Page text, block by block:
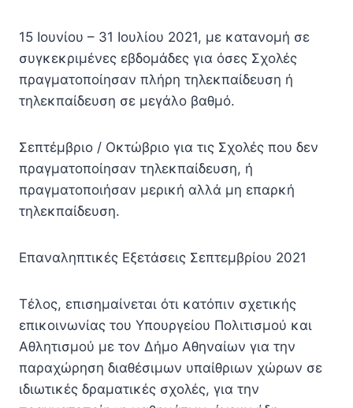
15 Ιουνίου – 31 Ιουλίου 2021, με κατανομή σε
συγκεκριμένες εβδομάδες για όσες Σχολές
πραγματοποίησαν πλήρη τηλεκπαίδευση ή
τηλεκπαίδευση σε μεγάλο βαθμό.
Σεπτέμβριο / Οκτώβριο για τις Σχολές που δεν
πραγματοποίησαν τηλεκπαίδευση, ή
πραγματοποιήσαν μερική αλλά μη επαρκή
τηλεκπαίδευση.
Επαναληπτικές Εξετάσεις Σεπτεμβρίου 2021
Τέλος, επισημαίνεται ότι κατόπιν σχετικής
επικοινωνίας του Υπουργείου Πολιτισμού και
Αθλητισμού με τον Δήμο Αθηναίων για την
παραχώρηση διαθέσιμων υπαίθριων χώρων σε
ιδιωτικές δραματικές σχολές, για την